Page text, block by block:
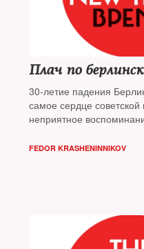
Плач по
30-летие падения
самое сердце советской
неприятное
Крашенинников,
FEDOR KRASHENINNIKOV